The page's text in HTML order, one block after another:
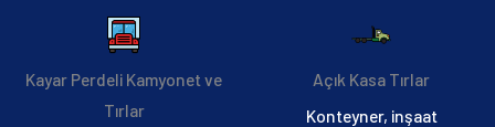
Kayar Perdeli Kamyonet ve
Tırlar
Açık Kasa Tırlar
Konteyner, inşaat